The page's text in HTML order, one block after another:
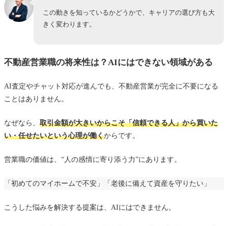
この動きを知っているかどうかで、キャリアの選び方も大
きく変わります。
不動産営業職の将来性は？AIにはできない領域がある
AI査定やチャット対応が進んでも、不動産営業が完全に不要になる
ことはありません。
なぜなら、 取引金額が大きいからこそ「信頼できる人」から買いた
い・任せたいという心理が働くからです。
営業職の価値は、“人の感情に寄り添う力”にあります。
「初めてのマイホームで不安」「老後に備えて資産を守りたい」
こうした悩みを解決する提案は、AIにはできません。